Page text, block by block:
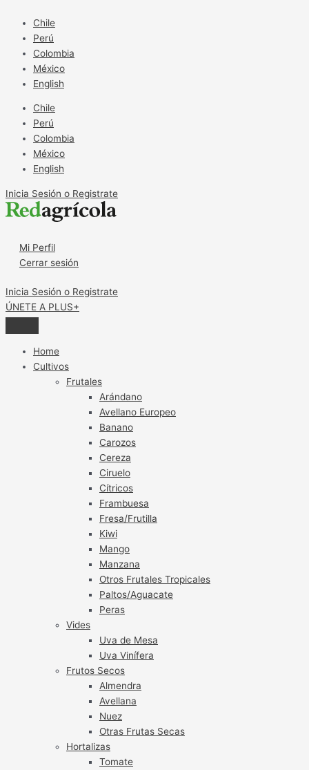
contenido
Chile
Perú
Colombia
México
English
Chile
Perú
Colombia
México
English
Inicia Sesión o Registrate
Mi Perfil
Cerrar sesión
Inicia Sesión o Registrate
ÚNETE A PLUS+
Home
Cultivos
Frutales
Arándano
Avellano Europeo
Banano
Carozos
Cereza
Ciruelo
Cítricos
Frambuesa
Fresa/Frutilla
Kiwi
Mango
Manzana
Otros Frutales Tropicales
Paltos/Aguacate
Peras
Vides
Uva de Mesa
Uva Vinífera
Frutos Secos
Almendra
Avellana
Nuez
Otras Frutas Secas
Hortalizas
Tomate
Foods
recauda
US$500
millones